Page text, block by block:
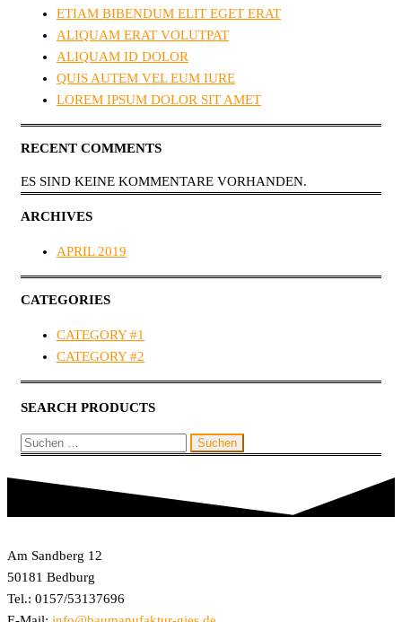
ETI­AM BIBEN­DUM ELIT EGET ERAT
ALI­QUAM ERAT VOLUT­PAT
ALI­QUAM ID DOLOR
QUIS AUTEM VEL EUM IURE
LOREM IPSUM DOLOR SIT AMET
RECENT COMMENTS
ES SIND KEINE KOMMENTARE VORHANDEN.
ARCHIVES
APRIL 2019
CATEGORIES
CATEGORY #1
CATEGORY #2
SEARCH PRO­DUCTS
Am Sandberg 12
50181 Bedburg
Tel.: 0157/53137696